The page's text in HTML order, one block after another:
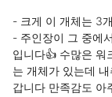
- 크게 이 개체는 3
- 주인장이 그 중에
입니다👍 수많은 워
는 개체가 있는데
갑니다 만족감도 아